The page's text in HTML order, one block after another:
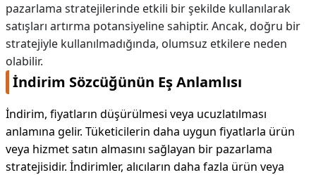
pazarlama stratejilerinde etkili bir şekilde kullanılarak
satışları artırma potansiyeline sahiptir. Ancak, doğru bir
stratejiyle kullanılmadığında, olumsuz etkilere neden
olabilir.
İndirim Sözcüğünün Eş Anlamlısı
İndirim, fiyatların düşürülmesi veya ucuzlatılması
anlamına gelir. Tüketicilerin daha uygun fiyatlarla ürün
veya hizmet satın almasını sağlayan bir pazarlama
stratejisidir. İndirimler, alıcıların daha fazla ürün veya